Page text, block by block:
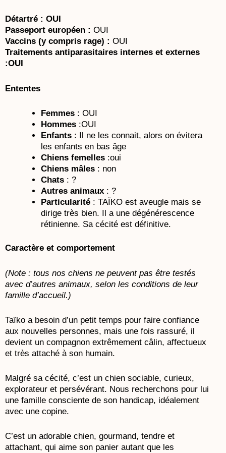
Détartré : OUI
Passeport européen : OUI
Vaccins (y compris rage) : OUI
Traitements antiparasitaires internes et externes
:OUI
Ententes
Femmes : OUI
Hommes :OUI
Enfants : Il ne les connait, alors on évitera
les enfants en bas âge
Chiens femelles :oui
Chiens mâles : non
Chats : ?
Autres animaux : ?
Particularité : TAÏKO est aveugle mais se
dirige très bien. Il a une dégénérescence
rétinienne. Sa cécité est définitive.
Caractère et comportement
(Note : tous nos chiens ne peuvent pas être testés
avec d’autres animaux, selon les conditions de leur
famille d’accueil.)
Taïko a besoin d’un petit temps pour faire confiance
aux nouvelles personnes, mais une fois rassuré, il
devient un compagnon extrêmement câlin, affectueux
et très attaché à son humain.
Malgré sa cécité, c’est un chien sociable, curieux,
explorateur et persévérant. Nous recherchons pour lui
une famille consciente de son handicap, idéalement
avec une copine.
C’est un adorable chien, gourmand, tendre et
attachant, qui aime son panier autant que les